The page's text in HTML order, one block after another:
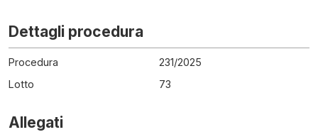
Dettagli procedura
Procedura 231/2025
Lotto
73
Allegati